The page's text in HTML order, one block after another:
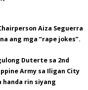
Aiza Seguerra
ang mga “rape jokes”.
Duterte sa 2nd
Army sa Iligan City
handa rin siyang